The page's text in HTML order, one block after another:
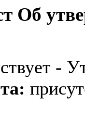
Об
-